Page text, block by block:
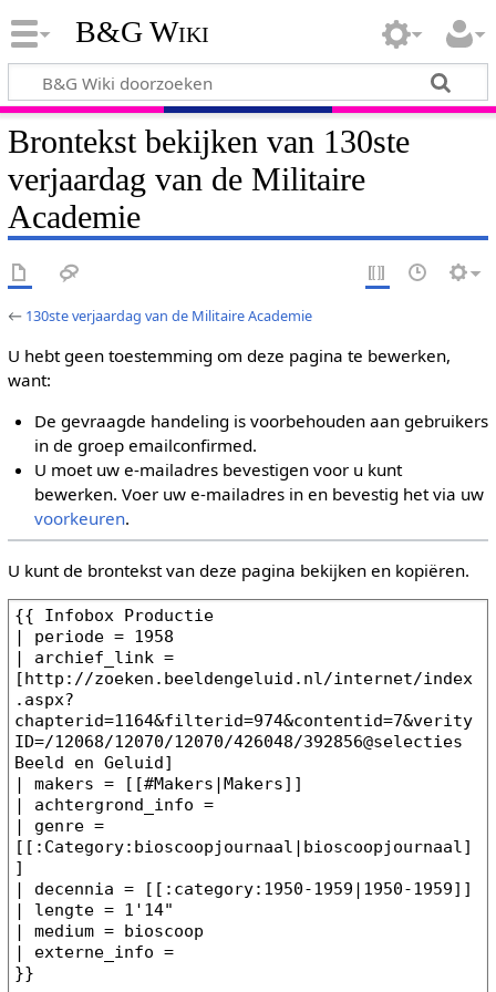
B&G Wiki
Brontekst bekijken van 130ste
verjaardag van de Militaire
Academie
← 130ste verjaardag van de Militaire Academie
U hebt geen toestemming om deze pagina te bewerken,
want:
De gevraagde handeling is voorbehouden aan gebruikers
in de groep emailconfirmed.
U moet uw e-mailadres bevestigen voor u kunt
bewerken. Voer uw e-mailadres in en bevestig het via uw
voorkeuren.
U kunt de brontekst van deze pagina bekijken en kopiëren.